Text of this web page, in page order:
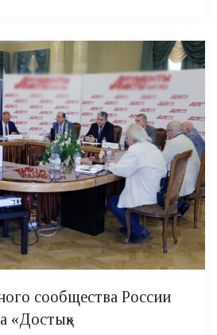
сообщества России
«Достық»